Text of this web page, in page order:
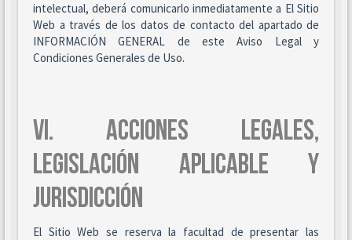
intelectual, deberá comunicarlo inmediatamente a El Sitio
Web a través de los datos de contacto del apartado de
INFORMACIÓN GENERAL de este Aviso Legal y
Condiciones Generales de Uso.
VI. ACCIONES LEGALES,
LEGISLACIÓN APLICABLE Y
JURISDICCIÓN
El Sitio Web se reserva la facultad de presentar las